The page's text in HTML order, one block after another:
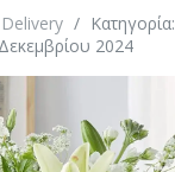
Κατηγορία:
2024